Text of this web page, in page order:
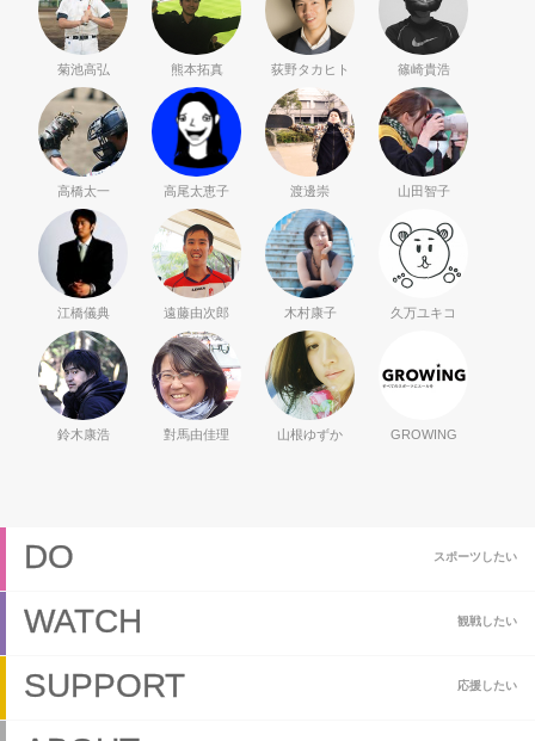
菊池高弘 熊本拓真 荻野タカヒト 篠崎貴浩
高橋太一 高尾太恵子 渡邊崇 山田智子
江橋儀典 遠藤由次郎 木村康子 久万ユキコ
鈴木康浩 對馬由佳理 山根ゆずか GROWING
スポーツしたい
DO
観戦したい
WATCH
応援したい
SUPPORT